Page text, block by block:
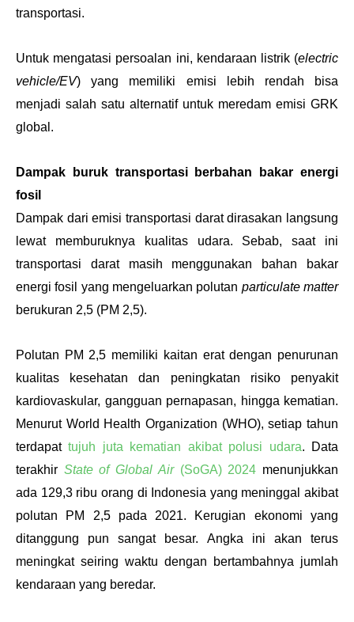
transportasi.
Untuk mengatasi persoalan ini, kendaraan listrik (electric
vehicle/EV) yang memiliki emisi lebih rendah bisa
menjadi salah satu alternatif untuk meredam emisi GRK
global.
Dampak buruk transportasi berbahan bakar energi
fosil
Dampak dari emisi transportasi darat dirasakan langsung
lewat memburuknya kualitas udara. Sebab, saat ini
transportasi darat masih menggunakan bahan bakar
energi fosil yang mengeluarkan polutan particulate matter
berukuran 2,5 (PM 2,5).
Polutan PM 2,5 memiliki kaitan erat dengan penurunan
kualitas kesehatan dan peningkatan risiko penyakit
kardiovaskular, gangguan pernapasan, hingga kematian.
Menurut World Health Organization (WHO), setiap tahun
terdapat tujuh juta kematian akibat polusi udara. Data
terakhir State of Global Air (SoGA) 2024 menunjukkan
ada 129,3 ribu orang di Indonesia yang meninggal akibat
polutan PM 2,5 pada 2021. Kerugian ekonomi yang
ditanggung pun sangat besar. Angka ini akan terus
meningkat seiring waktu dengan bertambahnya jumlah
kendaraan yang beredar.